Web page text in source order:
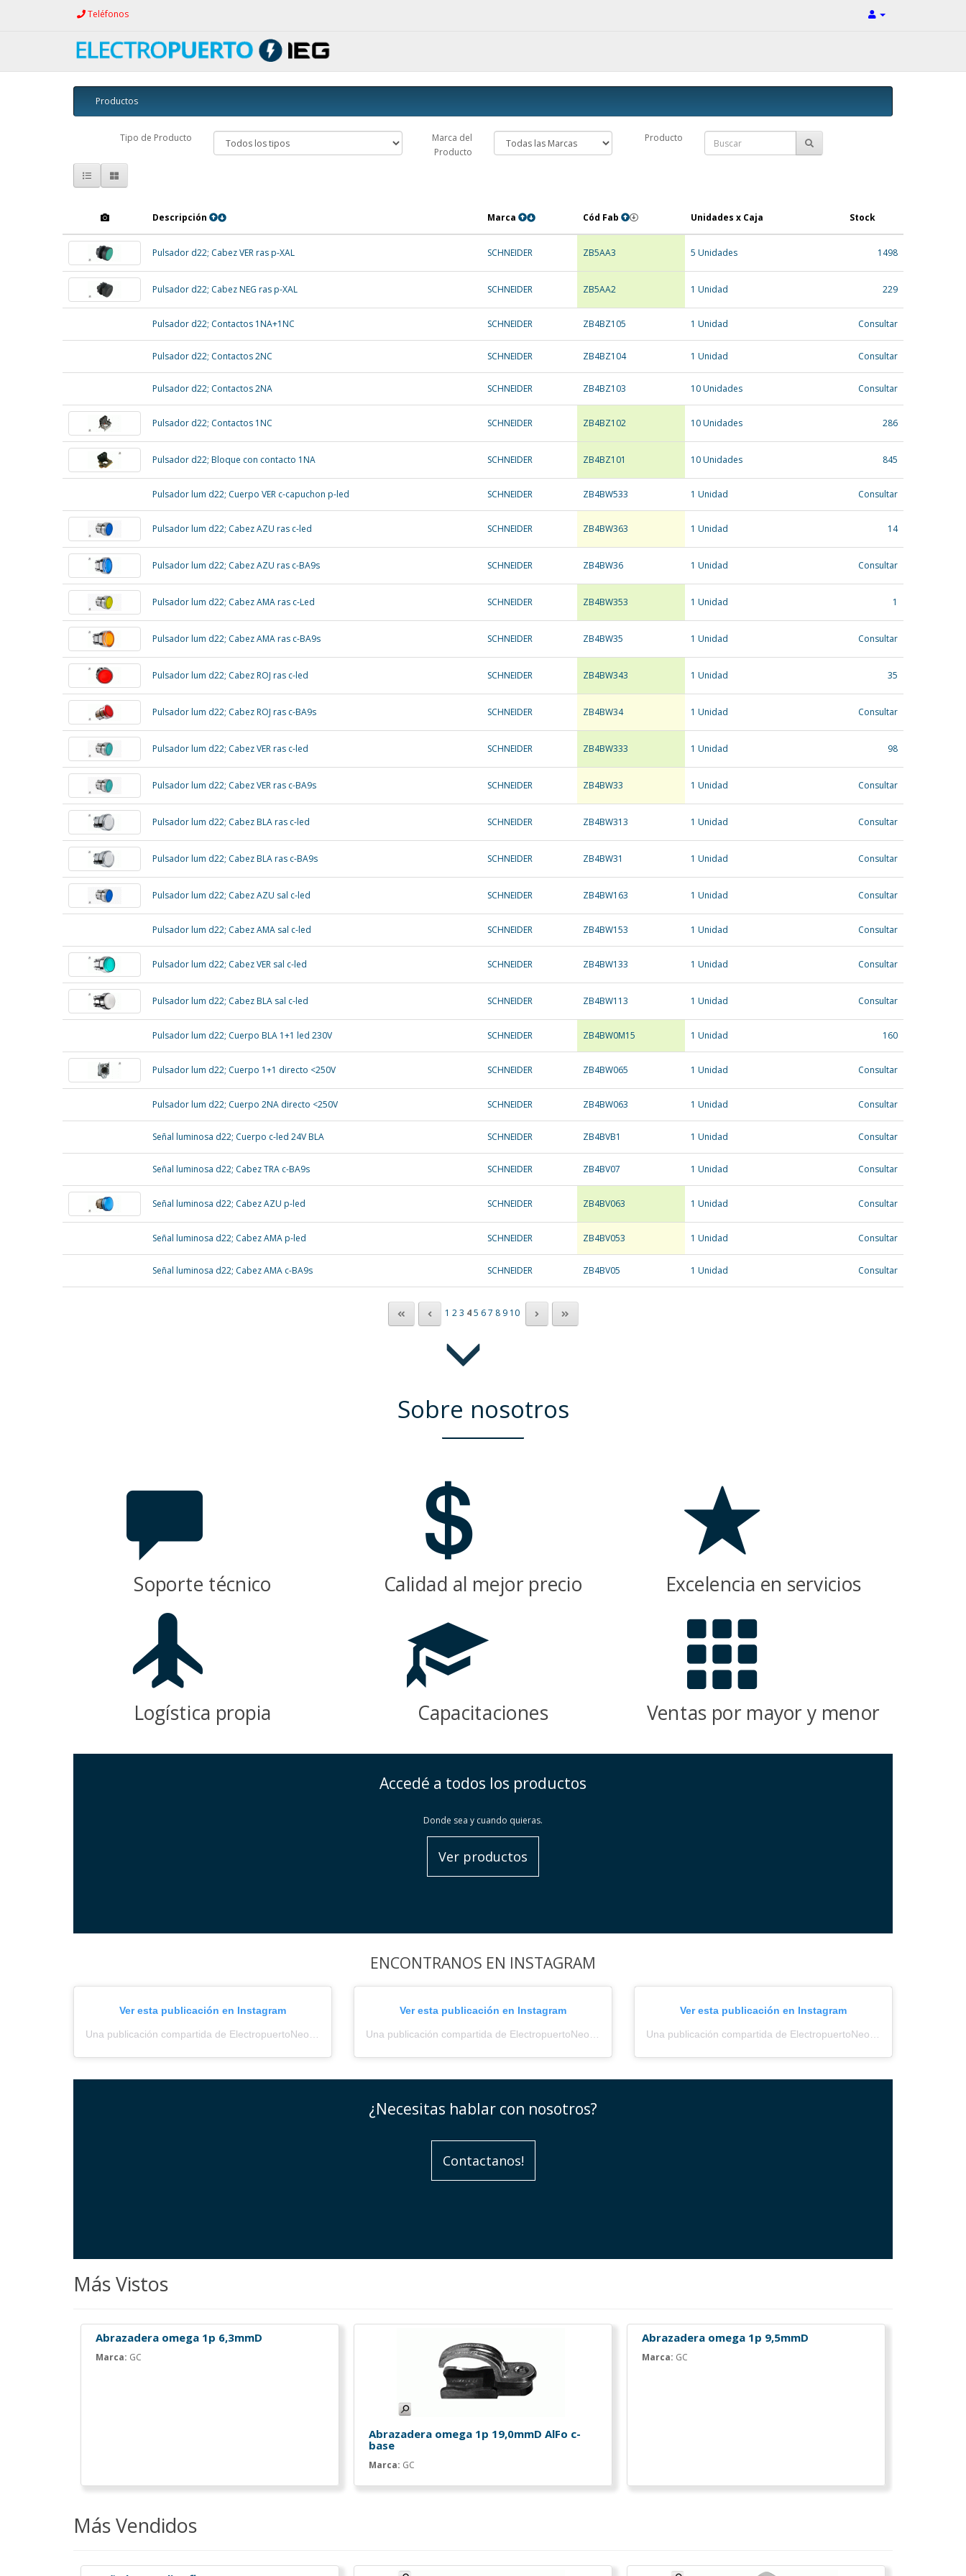
Teléfonos
Productos
Tipo de Producto
Marca del
Producto
Producto
Descripción Marca Cód Fab Unidades x Caja Stock
Pulsador d22; Cabez VER ras p-XAL SCHNEIDER ZB5AA3 5 Unidades 1498
Pulsador d22; Cabez NEG ras p-XAL SCHNEIDER ZB5AA2 1 Unidad 229
Pulsador d22; Contactos 1NA+1NC SCHNEIDER ZB4BZ105 1 Unidad Consultar
Pulsador d22; Contactos 2NC SCHNEIDER ZB4BZ104 1 Unidad Consultar
Pulsador d22; Contactos 2NA SCHNEIDER ZB4BZ103 10 Unidades Consultar
Pulsador d22; Contactos 1NC SCHNEIDER ZB4BZ102 10 Unidades 286
Pulsador d22; Bloque con contacto 1NA SCHNEIDER ZB4BZ101 10 Unidades 845
Pulsador lum d22; Cuerpo VER c-capuchon p-led SCHNEIDER ZB4BW533 1 Unidad Consultar
Pulsador lum d22; Cabez AZU ras c-led SCHNEIDER ZB4BW363 1 Unidad 14
Pulsador lum d22; Cabez AZU ras c-BA9s SCHNEIDER ZB4BW36 1 Unidad Consultar
Pulsador lum d22; Cabez AMA ras c-Led SCHNEIDER ZB4BW353 1 Unidad 1
Pulsador lum d22; Cabez AMA ras c-BA9s SCHNEIDER ZB4BW35 1 Unidad Consultar
Pulsador lum d22; Cabez ROJ ras c-led SCHNEIDER ZB4BW343 1 Unidad 35
Pulsador lum d22; Cabez ROJ ras c-BA9s SCHNEIDER ZB4BW34 1 Unidad Consultar
Pulsador lum d22; Cabez VER ras c-led SCHNEIDER ZB4BW333 1 Unidad 98
Pulsador lum d22; Cabez VER ras c-BA9s SCHNEIDER ZB4BW33 1 Unidad Consultar
Pulsador lum d22; Cabez BLA ras c-led SCHNEIDER ZB4BW313 1 Unidad Consultar
Pulsador lum d22; Cabez BLA ras c-BA9s SCHNEIDER ZB4BW31 1 Unidad Consultar
Pulsador lum d22; Cabez AZU sal c-led SCHNEIDER ZB4BW163 1 Unidad Consultar
Pulsador lum d22; Cabez AMA sal c-led SCHNEIDER ZB4BW153 1 Unidad Consultar
Pulsador lum d22; Cabez VER sal c-led SCHNEIDER ZB4BW133 1 Unidad Consultar
Pulsador lum d22; Cabez BLA sal c-led SCHNEIDER ZB4BW113 1 Unidad Consultar
Pulsador lum d22; Cuerpo BLA 1+1 led 230V SCHNEIDER ZB4BW0M15 1 Unidad 160
Pulsador lum d22; Cuerpo 1+1 directo <250V SCHNEIDER ZB4BW065 1 Unidad Consultar
Pulsador lum d22; Cuerpo 2NA directo <250V SCHNEIDER ZB4BW063 1 Unidad Consultar
Señal luminosa d22; Cuerpo c-led 24V BLA SCHNEIDER ZB4BVB1 1 Unidad Consultar
Señal luminosa d22; Cabez TRA c-BA9s SCHNEIDER ZB4BV07 1 Unidad Consultar
Señal luminosa d22; Cabez AZU p-led SCHNEIDER ZB4BV063 1 Unidad Consultar
Señal luminosa d22; Cabez AMA p-led SCHNEIDER ZB4BV053 1 Unidad Consultar
Señal luminosa d22; Cabez AMA c-BA9s SCHNEIDER ZB4BV05 1 Unidad Consultar
1 2 3 4 5 6 7 8 9 10
Sobre nosotros
Soporte técnico Calidad al mejor precio Excelencia en servicios
Logística propia Capacitaciones Ventas por mayor y menor
Accedé a todos los productos
Donde sea y cuando quieras.
Ver productos
ENCONTRANOS EN INSTAGRAM
Ver esta publicación en Instagram
Una publicación compartida de ElectropuertoNeored (@electropuerto_)
Ver esta publicación en Instagram
Una publicación compartida de ElectropuertoNeored (@electropuerto_)
Ver esta publicación en Instagram
Una publicación compartida de ElectropuertoNeored (@electropuerto_)
¿Necesitas hablar con nosotros?
Contactanos!
Más Vistos
Abrazadera omega 1p 6,3mmD
Marca: GC
Abrazadera omega 1p 19,0mmD AlFo c-
base
Marca: GC
Abrazadera omega 1p 9,5mmD
Marca: GC
Más Vendidos